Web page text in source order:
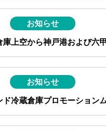
お知らせ
庫上空から神戸港および六
お知らせ
ド冷蔵倉庫プロモーション